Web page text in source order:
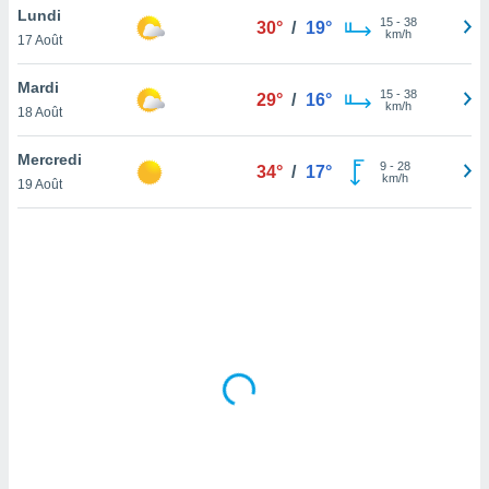
en
de
Lundi
17 Août
30° / 19° 15- 38
km/h
Mardi
18 Août
29° / 16° 15- 38
km/h
Mercredi
19 Août
34° / 17° 9- 28
km/h